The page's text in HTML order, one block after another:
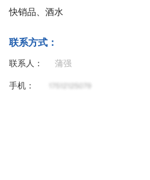
快销品、酒水
联系方式：
联系人： 蒲强
手机：